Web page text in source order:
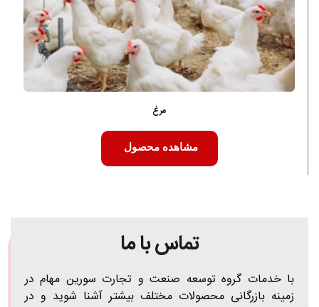
مرغ
مشاهده محصول
تماس با ما
با خدمات گروه توسعه صنعت و تجارت سورین مهام در
زمینه بازرگانی محصولات مختلف بیشتر آشنا شوید و در